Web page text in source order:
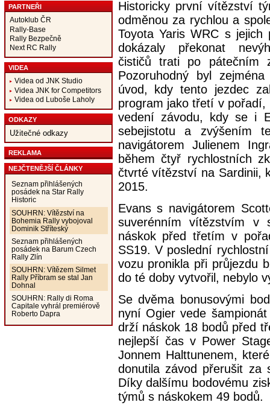
PARTNEŘI
Autoklub ČR
Rally-Base
Rally Bezpečně
Next RC Rally
VIDEA
Videa od JNK Studio
Videa JNK for Competitors
Videa od Luboše Laholy
ODKAZY
Užitečné odkazy
REKLAMA
NEJČTENĚJŠÍ ČLÁNKY
Seznam přihlášených
posádek na Star Rally
Historic
SOUHRN: Vítězství na
Bohemia Rally vybojoval
Dominik Stříteský
Seznam přihlášených
posádek na Barum Czech
Rally Zlín
SOUHRN: Vítězem Silmet
Rally Příbram se stal Jan
Dohnal
SOUHRN: Rally di Roma
Capitale vyhrál premiérově
Roberto Dapra
Historicky první vítězství
odměnou za rychlou a
Toyota Yaris WRC s jejich
dokázaly překonat
čističů trati po pátečním
Pozoruhodný byl
úvod, kdy tento jezdec
program jako třetí v
vedení závodu, kdy se i
sebejistotu a zvýšením
navigátorem Julienem
během čtyř rychlostních
čtvrté vítězství na Sardinii,
2015.
Evans s navigátorem
suverénním vítězstvím v
náskok před třetím v
SS19. V poslední
vozu pronikla při průjezdu
do té doby vytvořil, nebylo
Se dvěma bonusovými
nyní Ogier vede
drží náskok 18 bodů před
nejlepší čas v Power
Jonnem Halttunenem,
donutila závod přerušit
Díky dalšímu bodovému
týmů s náskokem 49 bodů.